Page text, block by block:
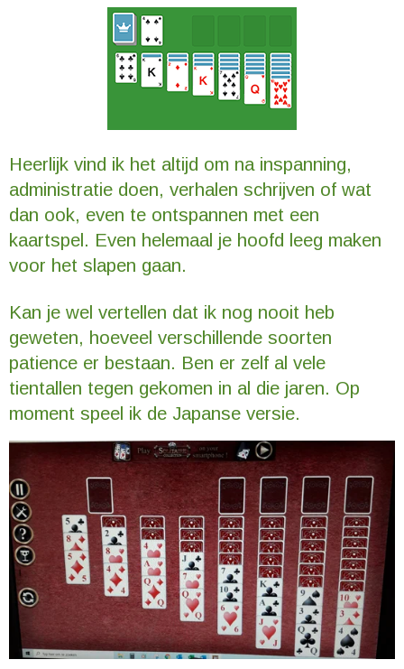
Heerlijk vind ik het altijd om na inspanning,
administratie doen, verhalen schrijven of wat
dan ook, even te ontspannen met een
kaartspel. Even helemaal je hoofd leeg maken
voor het slapen gaan.
Kan je wel vertellen dat ik nog nooit heb
geweten, hoeveel verschillende soorten
patience er bestaan. Ben er zelf al vele
tientallen tegen gekomen in al die jaren. Op
moment speel ik de Japanse versie.